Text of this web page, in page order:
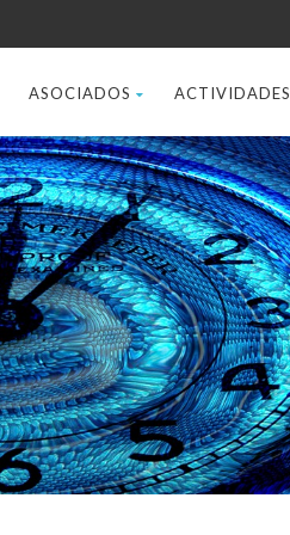
ASOCIADOS ACTIVIDADES